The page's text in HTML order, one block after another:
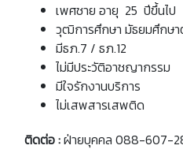
เพศชาย อายุ 25 ปีขึ้นไป
วุฒิการศึกษา มัธยมศึกษา
มีธภ.7 / ธภ.12
ไม่มีประวัติอาชญากรรม
มีใจรักงานบริการ
ไม่เสพสารเสพติด
ติดต่อ :ฝ่ายบุคคล 088-607-